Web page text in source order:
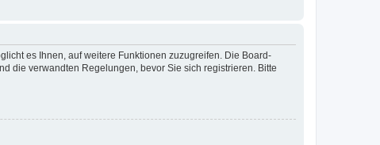
es Ihnen, auf weitere Funktionen zuzugreifen. Die Board-
die verwandten Regelungen, bevor Sie sich registrieren. Bitte